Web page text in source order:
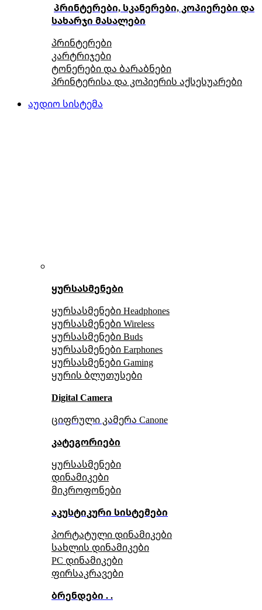
პრინტერები, სკანერები, კოპიერები და
სახარჯი მასალები
პრინტერები
კარტრიჯები
ტონერები და ბარაბნები
პრინტერისა და კოპიერის აქსესუარები
აუდიო სისტემა
ყურსასმენები
ყურსასმენები Headphones
ყურსასმენები Wireless
ყურსასმენები Buds
ყურსასმენები Earphones
ყურსასმენები Gaming
ყურის ბლუთუსები
Digital Camera
ციფრული კამერა Сanone
კატეგორიები
ყურსასმენები
დინამიკები
მიკროფონები
აკუსტიკური სისტემები
პორტატული დინამიკები
სახლის დინამიკები
PC დინამიკები
ფირსაკრავები
ბრენდები . .